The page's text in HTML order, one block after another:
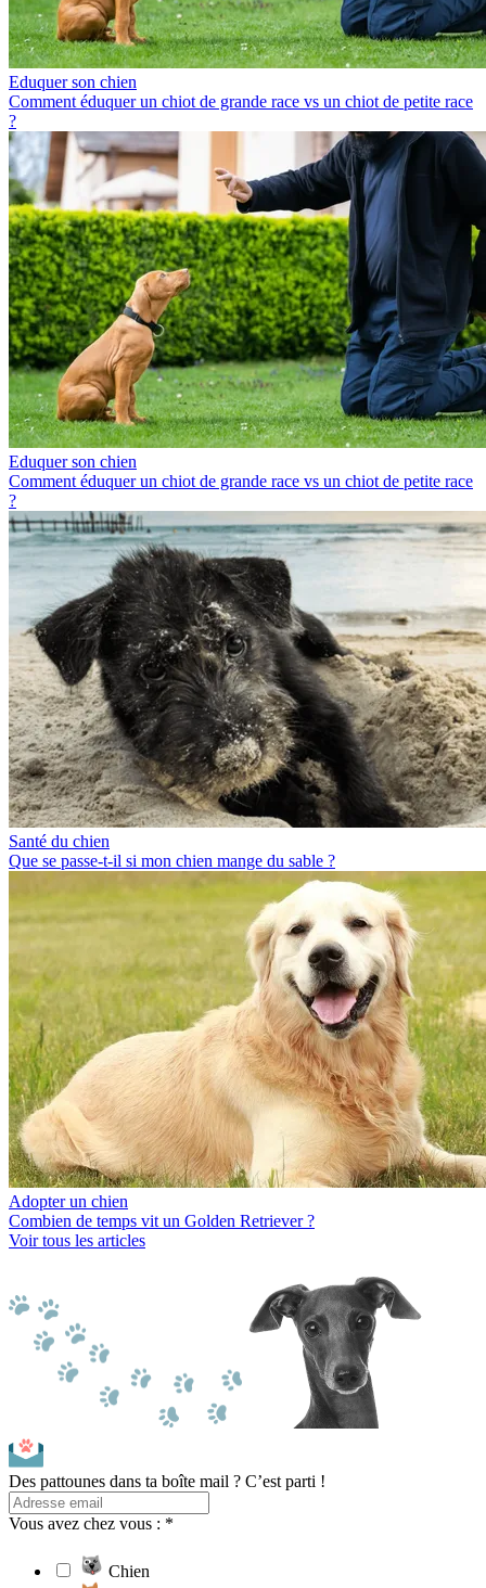
Eduquer son chien
Comment éduquer un chiot de grande race vs un chiot de petite race
?
Eduquer son chien
Comment éduquer un chiot de grande race vs un chiot de petite race
?
Santé du chien
Que se passe-t-il si mon chien mange du sable ?
Adopter un chien
Combien de temps vit un Golden Retriever ?
Voir tous les articles
Des pattounes dans ta boîte mail ? C’est parti !
Vous avez chez vous : *
Chien